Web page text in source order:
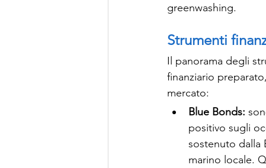
greenwashing.
Strumenti
Il panorama degli
finanziario
mercato:
Blue Bonds:
positivo sugli
sostenuto dalla
marino locale.